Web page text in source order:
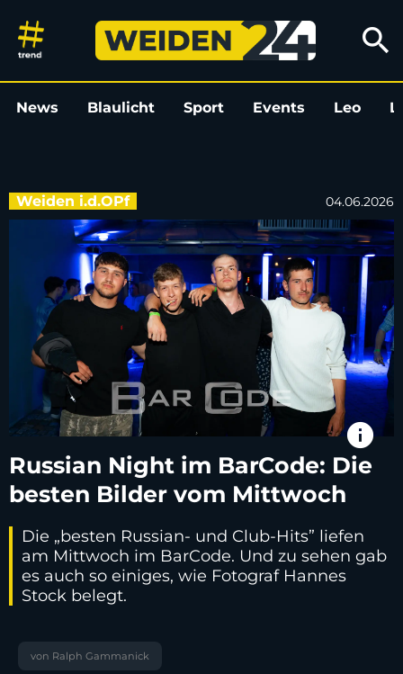
Russian Night im BarCode:
search
News Blaulicht Sport Events Leo
Weiden i.d.OPf 04.06.2026
info
Russian Night im BarCode: Die
besten Bilder vom Mittwoch
Die „besten Russian- und Club-Hits” liefen
am Mittwoch im BarCode. Und zu sehen gab
es auch so einiges, wie Fotograf Hannes
Stock belegt.
von Ralph Gammanick